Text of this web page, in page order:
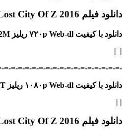
دانلود فیلم The Lost City Of Z 2016
دانلود با کیفیت ۷۲۰p Web-dl ریلیز F2M
|
|
=-=-=-=-=-=-=-=-=-=-=-=-=-=-=-=-=-
دانلود با کیفیت ۱۰۸۰p Web-dl ریلیز FGT
|
|
دانلود فیلم The Lost City Of Z 2016